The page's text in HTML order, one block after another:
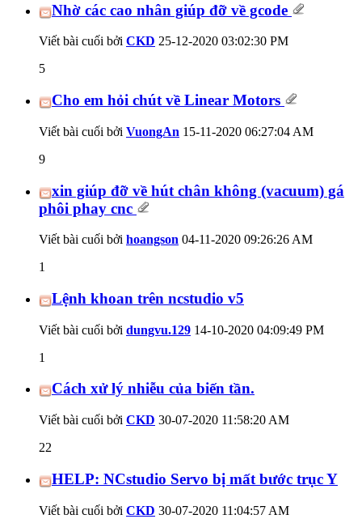
Nhờ các cao nhân giúp đỡ về gcode
Viết bài cuối bởi CKD 25-12-2020 03:02:30 PM
5
Cho em hỏi chút về Linear Motors
Viết bài cuối bởi VuongAn 15-11-2020 06:27:04 AM
9
xin giúp đỡ về hút chân không (vacuum) gá
phôi phay cnc
Viết bài cuối bởi hoangson 04-11-2020 09:26:26 AM
1
Lệnh khoan trên ncstudio v5
Viết bài cuối bởi dungvu.129 14-10-2020 04:09:49 PM
1
Cách xử lý nhiễu của biến tần.
Viết bài cuối bởi CKD 30-07-2020 11:58:20 AM
22
HELP: NCstudio Servo bị mất bước trục Y
Viết bài cuối bởi CKD 30-07-2020 11:04:57 AM